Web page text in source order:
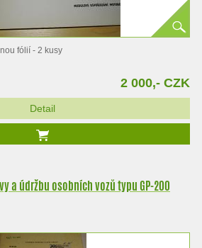
fólií - 2 kusy
2 000,- CZK
Detail
a údržbu osobních vozů typu GP-200